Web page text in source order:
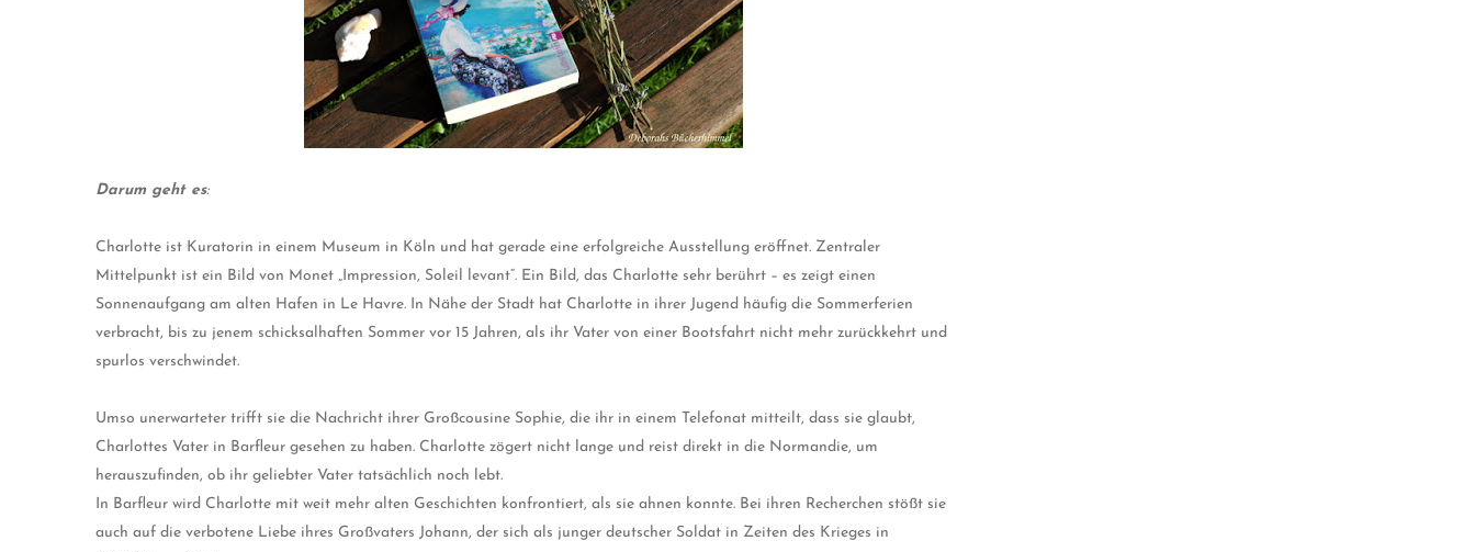
Darum geht es:
Charlotte ist Kuratorin in einem Museum in Köln und hat gerade eine erfolgreiche Ausstellung eröffnet. Zentraler
Mittelpunkt ist ein Bild von Monet „Impression, Soleil levant“. Ein Bild, das Charlotte sehr berührt – es zeigt einen
Sonnenaufgang am alten Hafen in Le Havre. In Nähe der Stadt hat Charlotte in ihrer Jugend häufig die Sommerferien
verbracht, bis zu jenem schicksalhaften Sommer vor 15 Jahren, als ihr Vater von einer Bootsfahrt nicht mehr zurückkehrt und
spurlos verschwindet.
Umso unerwarteter trifft sie die Nachricht ihrer Großcousine Sophie, die ihr in einem Telefonat mitteilt, dass sie glaubt,
Charlottes Vater in Barfleur gesehen zu haben. Charlotte zögert nicht lange und reist direkt in die Normandie, um
herauszufinden, ob ihr geliebter Vater tatsächlich noch lebt.
In Barfleur wird Charlotte mit weit mehr alten Geschichten konfrontiert, als sie ahnen konnte. Bei ihren Recherchen stößt sie
auch auf die verbotene Liebe ihres Großvaters Johann, der sich als junger deutscher Soldat in Zeiten des Krieges in